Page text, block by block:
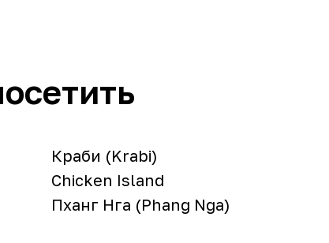
Краби (Krabi)
Chicken Island
Пханг Нга (Phang Nga)